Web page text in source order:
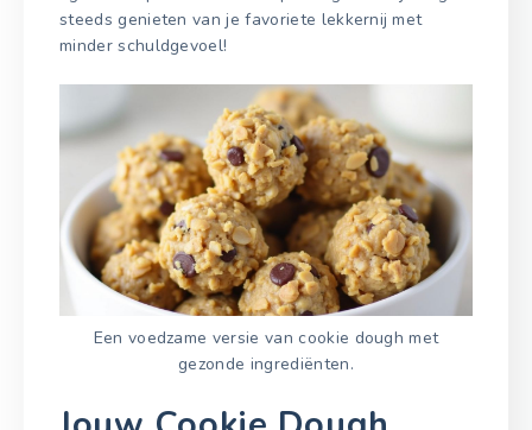
steeds genieten van je favoriete lekkernij met
minder schuldgevoel!
Een voedzame versie van cookie dough met
gezonde ingrediënten.